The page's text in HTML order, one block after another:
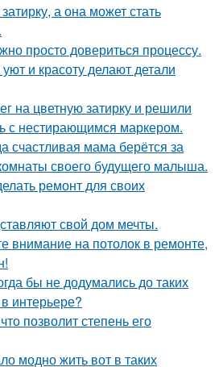
а она может стать
просто довериться процессу.
и красоту делают детали
на цветную затирку и решили
с нестирающимся маркером.
счастливая мама берётся за
своего будущего малыша.
ремонт для своих
свой дом мечты.
внимание на потолок в ремонте,
бы не додумались до таких
интерьере?
позволит степень его
модно жить вот в таких